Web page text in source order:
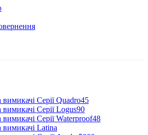
вимикачі Серії Quadro45
вимикачі Серії Logus90
вимикачі Серії Waterproof48
вимикачі Latina